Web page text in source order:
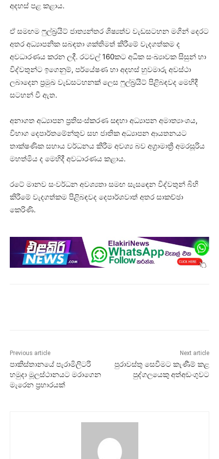
අදහස් පළ කළාය.
ඒ සමඟම ෆුල්බ්‍රයිට් ජාත්‍යන්තර ශිෂ්‍යත්ව වැඩසටහන මගින් දෙරට
අතර අධ්‍යාපනික සබඳතා ශක්තිමත් කිරීමේ වැදගත්කම ද
අවධාරණය කරන ලදී. රටවල් 160කට අධික සංඛ්‍යාවක සිසුන් හා
විද්වතුන්ට ඉගෙනුම්, පර්යේෂණ හා අදහස් හුවමාරු අවස්ථා
ලබාදෙන ප්‍රමුඛ වැඩසටහනක් ලෙස ෆුල්බ්‍රයිට් පිළිබඳවද මෙහිදී
සටහන් වී ඇත.
අනාගත අධ්‍යාපන ප්‍රතිසංස්කරණ සඳහා අධ්‍යාපන අමාත්‍යාංශය,
විභාග දෙපාර්තමේන්තුව සහ ජාතික අධ්‍යාපන ආයතනයට
තාක්ෂණික සහාය වර්ධනය කිරීම අවශ්‍ය බව අග්‍රාමාත්‍රී අමරසූරිය
මහත්මිය ද මෙහිදී අවධාරණය කළාය.
රටේ මානව සංවර්ධන අවශ්‍යතා සමඟ සැසඳෙන විද්වතුන් බිහි
කිරීමේ වැදගත්කම පිළිබඳවද දෙපාර්ශවාත් අතර සාකච්ඡා
කෙරිණි.
Previous article
පාකිස්තානයේ පැරාමිලිටරි
හමුදා මූලස්ථානයට මරාගෙන
මැරෙන ප්‍රහාරයක්
Next article
පුරාවස්තු සෙවීමට කැණීම් කළ
පුද්ගලයෙකු අත්අඩංගුවට